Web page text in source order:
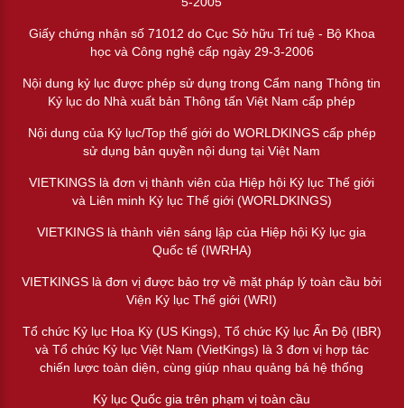
Giấy chứng nhận số 71012 do Cục Sở hữu Trí tuệ - Bộ Khoa
học và Công nghệ cấp ngày 29-3-2006
Nội dung kỷ lục được phép sử dụng trong Cẩm nang Thông tin
Kỷ lục do Nhà xuất bản Thông tấn Việt Nam cấp phép
Nội dung của Kỷ lục/Top thế giới do WORLDKINGS cấp phép
sử dụng bản quyền nội dung tại Việt Nam
VIETKINGS là đơn vị thành viên của Hiệp hội Kỷ lục Thế giới
và Liên minh Kỷ lục Thế giới (WORLDKINGS)
VIETKINGS là thành viên sáng lập của Hiệp hội Kỷ lục gia
Quốc tế (IWRHA)
VIETKINGS là đơn vị được bảo trợ về mặt pháp lý toàn cầu bởi
Viện Kỷ lục Thế giới (WRI)
Tổ chức Kỷ lục Hoa Kỳ (US Kings), Tổ chức Kỷ lục Ấn Độ (IBR)
và Tổ chức Kỷ lục Việt Nam (VietKings) là 3 đơn vị hợp tác
chiến lược toàn diện, cùng giúp nhau quảng bá hệ thống
Kỷ lục Quốc gia trên phạm vị toàn cầu